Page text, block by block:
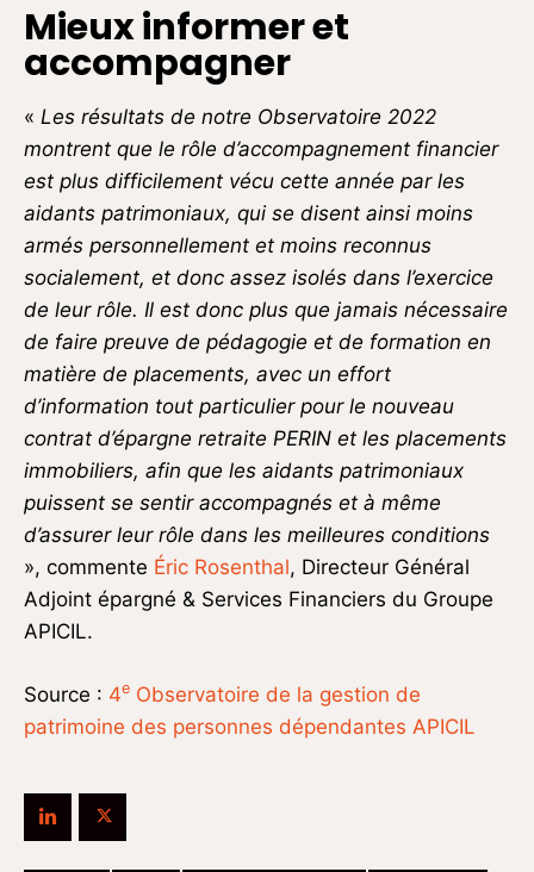
Mieux informer et
accompagner
« Les résultats de notre Observatoire 2022
montrent que le rôle d’accompagnement financier
est plus difficilement vécu cette année par les
aidants patrimoniaux, qui se disent ainsi moins
armés personnellement et moins reconnus
socialement, et donc assez isolés dans l’exercice
de leur rôle. Il est donc plus que jamais nécessaire
de faire preuve de pédagogie et de formation en
matière de placements, avec un effort
d’information tout particulier pour le nouveau
contrat d’épargne retraite PERIN et les placements
immobiliers, afin que les aidants patrimoniaux
puissent se sentir accompagnés et à même
d’assurer leur rôle dans les meilleures conditions
», commente Éric Rosenthal, Directeur Général
Adjoint épargné & Services Financiers du Groupe
APICIL.
Source : 4e Observatoire de la gestion de
patrimoine des personnes dépendantes APICIL